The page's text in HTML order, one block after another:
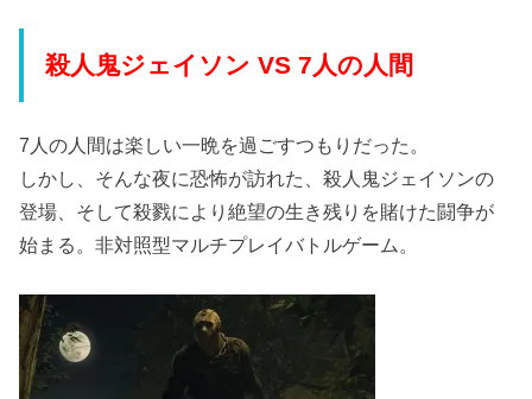
殺人鬼ジェイソン VS 7人の人間
7人の人間は楽しい一晩を過ごすつもりだった。
しかし、そんな夜に恐怖が訪れた、殺人鬼ジェイソンの
登場、そして殺戮により絶望の生き残りを賭けた闘争が
始まる。非対照型マルチプレイバトルゲーム。